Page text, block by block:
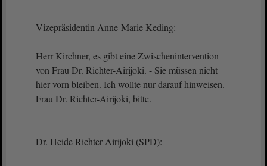
Vizepräsidentin Anne-Marie Keding:
Herr Kirchner, es gibt eine Zwischenintervention
von Frau Dr. Richter-Airijoki. - Sie müssen nicht
hier vorn bleiben. Ich wollte nur darauf hinweisen. -
Frau Dr. Richter-Airijoki, bitte.
Dr. Heide Richter-Airijoki (SPD):